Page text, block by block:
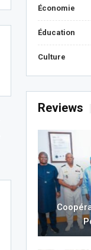
Économie
Éducation
Culture
Reviews